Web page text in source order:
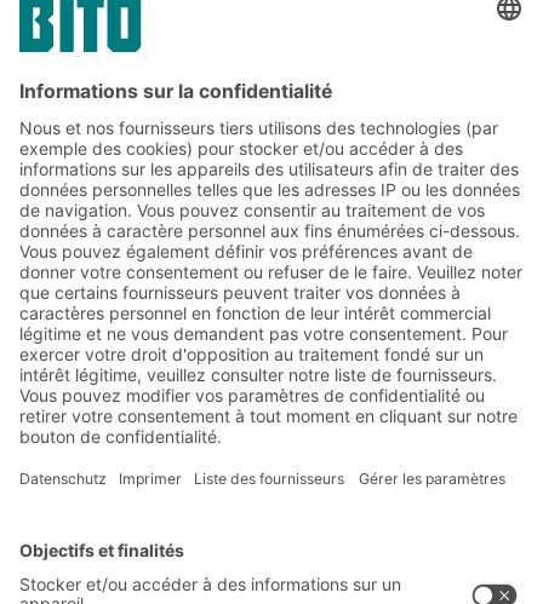
de cette étape, vous apportez la touche finale à
votre bac. Innovant. Adaptés à vos besoins. C’est
Abonnez-vous à la lettre
d'information de BITO :
Actualités de l'entrepôt et de
la logistique
Réductions exclusives
Innovations
S'inscrire à la newsletter
Solutions BITO